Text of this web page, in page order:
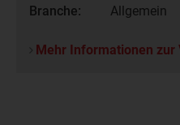
Branche:
Allgemein
Mehr Informationen zur